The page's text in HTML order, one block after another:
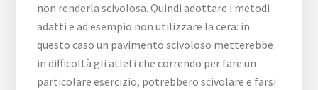
non renderla scivolosa. Quindi adottare i metodi
adatti e ad esempio non utilizzare la cera: in
questo caso un pavimento scivoloso metterebbe
in difficoltà gli atleti che correndo per fare un
particolare esercizio, potrebbero scivolare e farsi